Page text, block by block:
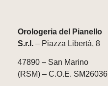
Orologeria del Pianello
S.r.l.– Piazza Libertà, 8
47890 – San Marino
(RSM) – C.O.E. SM26036